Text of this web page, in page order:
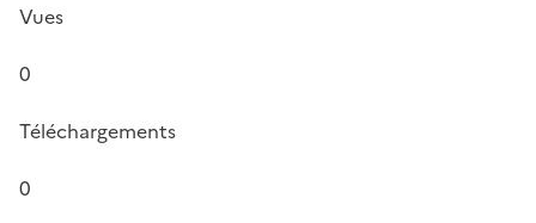
Vues
0
Téléchargements
0